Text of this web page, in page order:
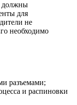
должны
для
не
необходимо
разъемами;
и распиновки